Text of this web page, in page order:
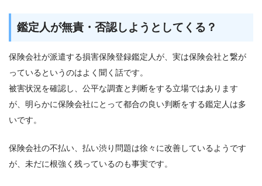
鑑定人が無責・否認しようとしてくる？
保険会社が派遣する損害保険登録鑑定人が、実は保険会社と繋が
っているというのはよく聞く話です。
被害状況を確認し、公平な調査と判断をする立場ではあります
が、明らかに保険会社にとって都合の良い判断をする鑑定人は多
いです。
保険会社の不払い、払い渋り問題は徐々に改善しているようです
が、未だに根強く残っているのも事実です。